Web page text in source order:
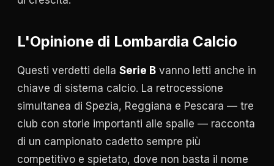
L'Opinione di Lombardia Calcio
Questi verdetti della Serie B vanno letti anche in
chiave di sistema calcio. La retrocessione
simultanea di Spezia, Reggiana e Pescara — tre
club con storie importanti alle spalle — racconta
di un campionato cadetto sempre più
competitivo e spietato, dove non basta il nome